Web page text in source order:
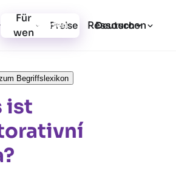
Für
wen
Preise Ressourcen
Jetzt starten Deutsch
Begriffslexikon
ist